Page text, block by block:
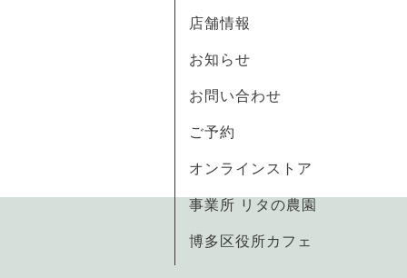
店舗情報
お知らせ
お問い合わせ
ご予約
オンラインストア
事業所 リタの農園
博多区役所カフェ